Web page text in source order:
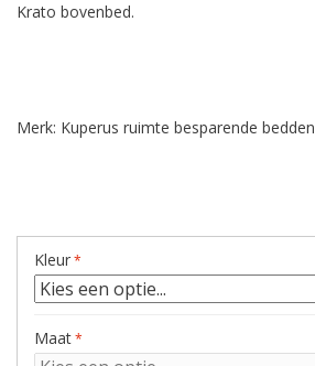
Krato bovenbed.
Merk: Kuperus ruimte besparende bedden
Kleur
Maat